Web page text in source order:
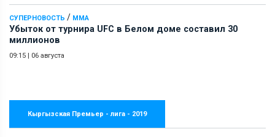
СУПЕРНОВОСТЬ / ММА
Убыток от турнира UFC в Белом доме составил 30
миллионов
09:15 | 06 августа
Кыргызская Премьер - лига - 2019